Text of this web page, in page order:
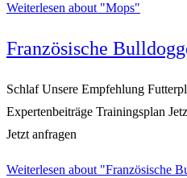
Weiterlesen about "Mops"
Französische
Schlaf Unsere Empfehlung
Expertenbeiträge Trainingsplan
Jetzt anfragen
Weiterlesen about "Französische